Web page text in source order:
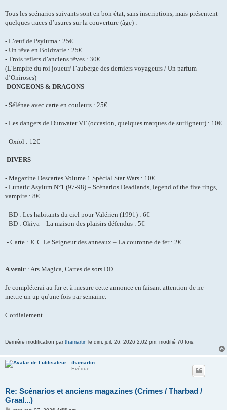
Tous les scénarios suivants sont en bon état, sans inscriptions, mais présentent
quelques traces d’usures sur la couverture (âge) :
- L’œuf de Psyluma : 25€
- Un rêve en Boldzarie : 25€
- Trois reflets d’anciens rêves : 30€
(L’Empire du roi joueur/ l’auberge des derniers voyageurs / Un parfum
d’Oniroses)
DONGEONS & DRAGONS
- Sélénae avec carte en couleurs : 25€
- Les dangers de Dunwater VF (occasion, quelques marques de surligneur) : 10€
- Oxïol : 12€
DIVERS
- Magazine Descartes Volume 1 Spécial Star Wars : 10€
- Lunatic Asylum N°1 (97-98) – Scénarios Deadlands, legend of the five rings,
vampire : 8€
- BD : Les habitants du ciel pour Valérien (1991) : 6€
- BD : Okiya – La maison des plaisirs défendus : 5€
- Carte : JCC Le Seigneur des anneaux – La couronne de fer : 2€
A venir : Ars Magica, Cartes de sors DD
Je compléterai au fur et à mesure cette annonce en faisant attention de ne
mettre un up qu'une fois par semaine.
Cordialement
Dernière modification parthamartin le dim. juil. 26, 2026 2:02 pm, modifié 70 fois.
thamartin
Evêque
Re: Scénarios et anciens magazines (Crimes / Tharbad /
Graal...)